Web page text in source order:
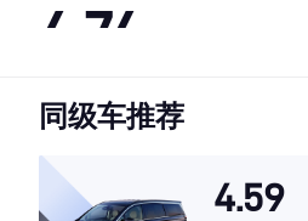
4.74
·外观表现一般，低于55%同级车
·空间表现较为优秀，优于62%同级车
同级车推荐
4.59